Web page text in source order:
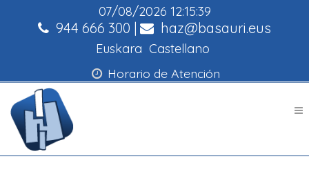
07/08/2026 12:15:39
944 666 300 | haz@basauri.eus
Euskara Castellano
Horario de Atención